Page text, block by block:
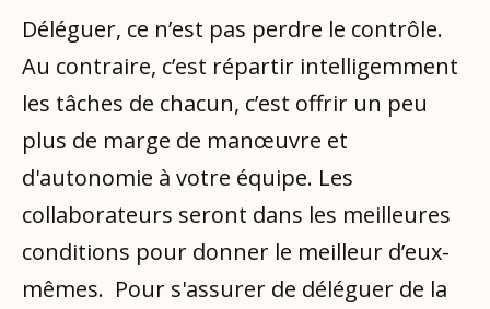
Déléguer, ce n’est pas perdre le contrôle.
Au contraire, c’est répartir intelligemment
les tâches de chacun, c’est offrir un peu
plus de marge de manœuvre et
d'autonomie à votre équipe. Les
collaborateurs seront dans les meilleures
conditions pour donner le meilleur d’eux-
mêmes. Pour s'assurer de déléguer de la